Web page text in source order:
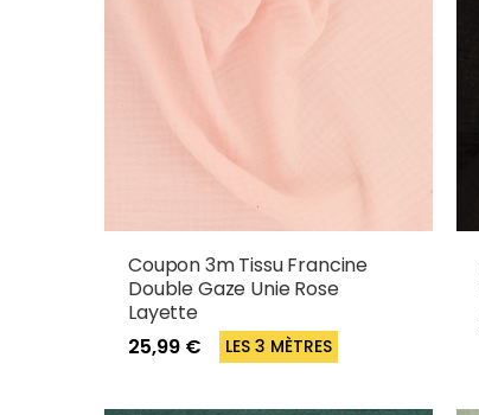
Coupon 3m Tissu Francine
Double Gaze Unie Rose
Layette
25,99 €
LES 3 MÈTRES